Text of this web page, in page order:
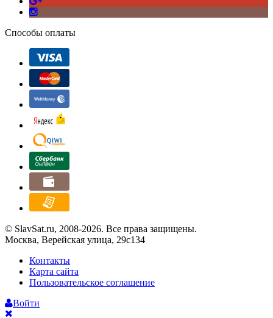
Способы оплаты
© SlavSat.ru, 2008-2026. Все права защищены.
Москва, Верейская улица, 29с134
Контакты
Карта сайта
Пользовательское соглашение
Войти